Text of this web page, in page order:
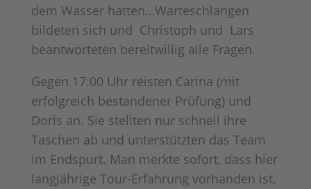
dem Wasser hatten…Warteschlangen
bildeten sich und Christoph und Lars
beantworteten bereitwillig alle Fragen.
Gegen 17:00 Uhr reisten Carina (mit
erfolgreich bestandener Prüfung) und
Doris an. Sie stellten nur schnell ihre
Taschen ab und unterstützten das Team
im Endspurt. Man merkte sofort, dass hier
langjährige Tour-Erfahrung vorhanden ist.